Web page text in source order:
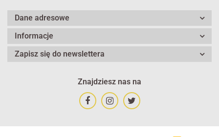
Dane adresowe
Informacje
Zapisz się do newslettera
Znajdziesz nas na